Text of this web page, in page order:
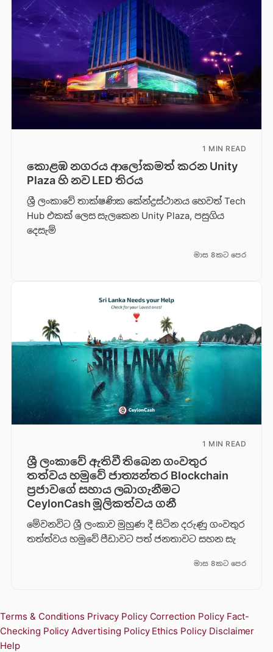
1 MIN READ
කොළඹ නගරය ආලෝකමත් කරන Unity
Plaza හි නව LED තිරය
ශ්‍රී ලංකාවේ තාක්ෂණික කේන්ද්‍රස්ථානය හෙවත් Tech
Hub එකක් ලෙස සැලකෙන Unity Plaza, පසුගිය
දෙසැම්
මාස 8කට පෙර
1 MIN READ
ශ්‍රී ලංකාවේ ඇතිවී තිබෙන ගංවතුර
තත්වය හමුවේ ජාත්‍යන්තර Blockchain
ප්‍රජාවගේ සහාය ලබාගැනීමට
CeylonCash මූලිකත්වය ග​නී
මේවනවිට ශ්‍රී ලංකාව මුහුණ දී සිටින දරුණු ගංවතුර
තත්ත්වය හමුවේ පීඩාවට පත් ජනතාවට සහන සැ
මාස 8කට පෙර
Terms & Conditions Privacy Policy Correction Policy Fact-
Checking Policy Advertising Policy Ethics Policy Disclaimer
Help